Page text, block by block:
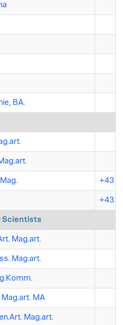
BA.
+43
+43
Scientists
Mag.art.
Mag.art.
MA
Mag.art.